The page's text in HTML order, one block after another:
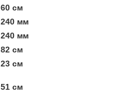
60 см
240 мм
240 мм
82 см
23 см
51 см